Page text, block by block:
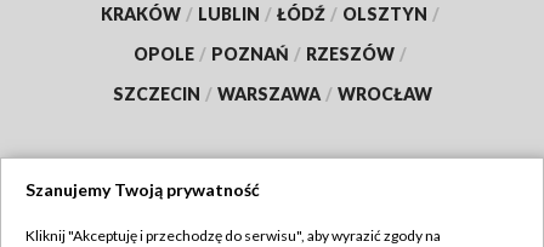
KRAKÓW / LUBLIN / ŁÓDŹ / OLSZTYN /
OPOLE / POZNAŃ / RZESZÓW /
SZCZECIN / WARSZAWA / WROCŁAW
Szanujemy Twoją prywatność
Kliknij "Akceptuję i przechodzę do serwisu", aby wyrazić zgody na